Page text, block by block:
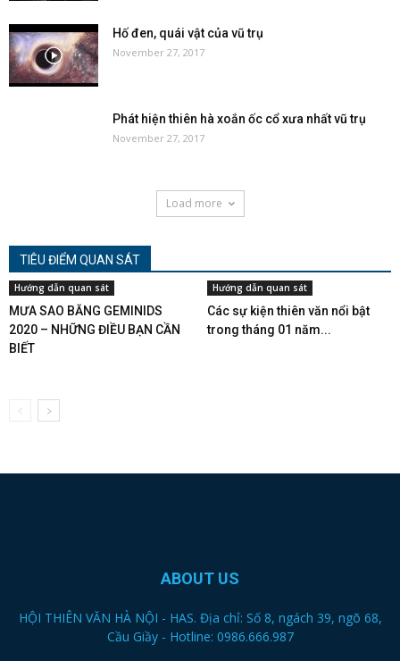
Hố đen, quái vật của vũ trụ
November 27, 2017
Phát hiện thiên hà xoắn ốc cổ xưa nhất vũ trụ
November 27, 2017
Load more
TIÊU ĐIỂM QUAN SÁT
Hướng dẫn quan sát
MƯA SAO BĂNG GEMINIDS
2020 – NHỮNG ĐIỀU BẠN CẦN
BIẾT
Hướng dẫn quan sát
Các sự kiện thiên văn nổi bật
trong tháng 01 năm...
ABOUT US
HỘI THIÊN VĂN HÀ NỘI - HAS. Địa chỉ: Số 8, ngách 39, ngõ 68,
Cầu Giầy - Hotline: 0986.666.987